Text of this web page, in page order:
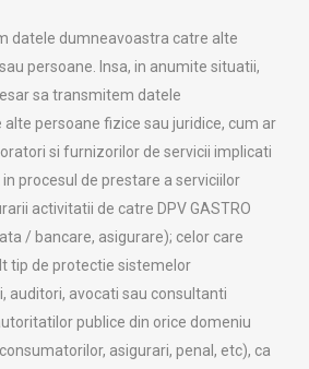
datele dumneavoastra catre alte
persoane. Insa, in anumite situatii,
sa transmitem datele
persoane fizice sau juridice, cum ar
si furnizorilor de servicii implicati
procesul de prestare a serviciilor
activitatii de catre DPV GASTRO
/ bancare, asigurare); celor care
tip de protectie sistemelor
auditori, avocati sau consultanti
publice din orice domeniu
asigurari, penal, etc), ca